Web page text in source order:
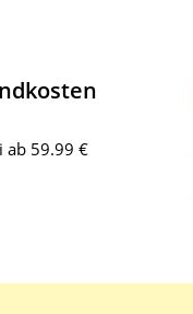
ab 59.99 €